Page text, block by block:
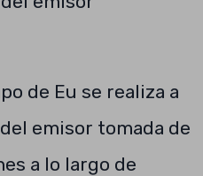
de Eu se realiza a
emisor tomada de
a lo largo de